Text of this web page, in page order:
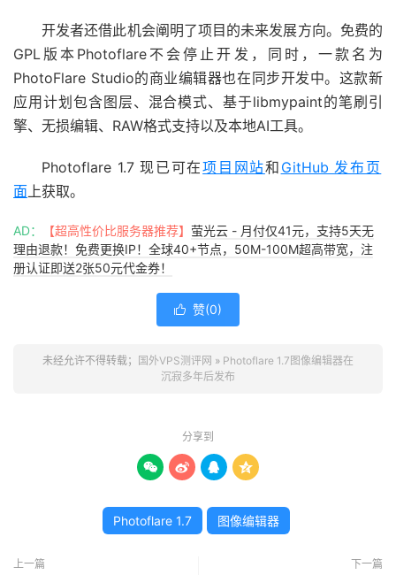
开发者还借此机会阐明了项目的未来发展方向。免费的
GPL版本Photoflare不会停止开发，同时，一款名为
PhotoFlare Studio的商业编辑器也在同步开发中。这款新
应用计划包含图层、混合模式、基于libmypaint的笔刷引
擎、无损编辑、RAW格式支持以及本地AI工具。
Photoflare 1.7 现已可在项目网站和 GitHub 发布页
面上获取。
AD： 【超高性价比服务器推荐】 萤光云 - 月付仅41元，支持5天无
理由退款！免费更换IP！全球40+节点，50M-100M超高带宽，注
册认证即送2张50元代金券！
 赞(0)
未经允许不得转载； 国外VPS测评网 » Photoflare 1.7图像编辑器在
沉寂多年后发布
分享到
   
Photoflare 1.7 图像编辑器
上一篇 下一篇